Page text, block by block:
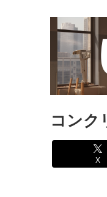
コンク
X